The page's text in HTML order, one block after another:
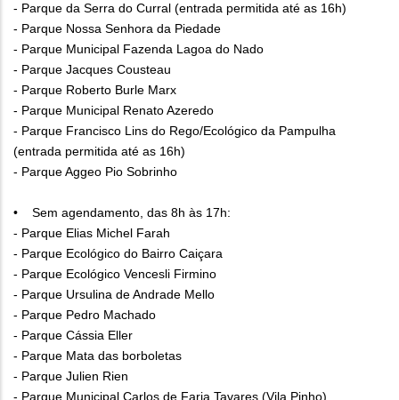
- Parque da Serra do Curral (entrada permitida até as 16h)
- Parque Nossa Senhora da Piedade
- Parque Municipal Fazenda Lagoa do Nado
- Parque Jacques Cousteau
- Parque Roberto Burle Marx
- Parque Municipal Renato Azeredo
- Parque Francisco Lins do Rego/Ecológico da Pampulha
(entrada permitida até as 16h)
- Parque Aggeo Pio Sobrinho
• Sem agendamento, das 8h às 17h:
- Parque Elias Michel Farah
- Parque Ecológico do Bairro Caiçara
- Parque Ecológico Vencesli Firmino
- Parque Ursulina de Andrade Mello
- Parque Pedro Machado
- Parque Cássia Eller
- Parque Mata das borboletas
- Parque Julien Rien
- Parque Municipal Carlos de Faria Tavares (Vila Pinho)